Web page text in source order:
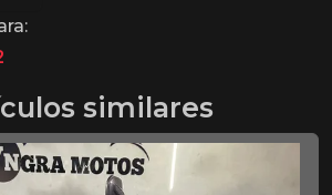
similares